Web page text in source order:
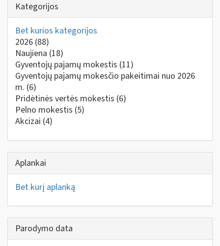
Kategorijos
Bet kurios kategorijos
2026 (88)
Naujiena (18)
Gyventojų pajamų mokestis (11)
Gyventojų pajamų mokesčio pakeitimai nuo 2026
m. (6)
Pridėtinės vertės mokestis (6)
Pelno mokestis (5)
Akcizai (4)
Aplankai
Bet kurį aplanką
Parodymo data